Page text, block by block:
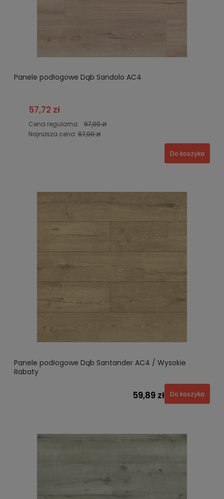
Panele podłogowe Dąb Sandolo AC4
57,72 zł
Cena regularna:
67,90 zł
Najniższa cena: 67,90 zł
Do koszyka
Panele podłogowe Dąb Santander AC4 / Wysokie
Rabaty
59,89 zł Do koszyka